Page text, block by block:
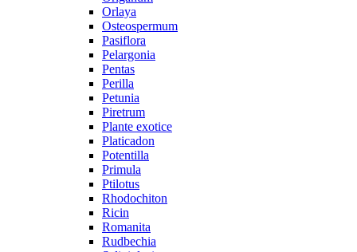
Orlaya
Osteospermum
Pasiflora
Pelargonia
Pentas
Perilla
Petunia
Piretrum
Plante exotice
Platicadon
Potentilla
Primula
Ptilotus
Rhodochiton
Ricin
Romanita
Rudbechia